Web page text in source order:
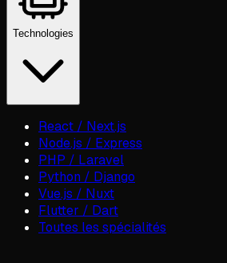
Technologies
React / Next.js
Node.js / Express
PHP / Laravel
Python / Django
Vue.js / Nuxt
Flutter / Dart
Toutes les spécialités